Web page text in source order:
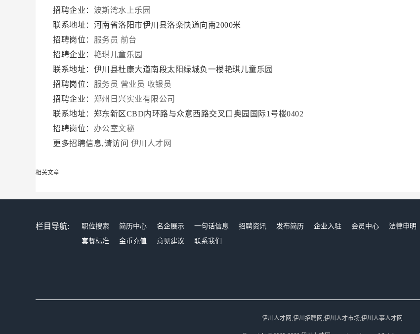
招聘企业： 波斯湾水上乐园
联系地址：河南省洛阳市伊川县洛栾快道向南2000米
招聘岗位： 服务员 前台
招聘企业： 艳琪儿童乐园
联系地址：伊川县杜康大道南段太阳绿城负一楼艳琪儿童乐园
招聘岗位： 服务员 营业员 收银员
招聘企业： 郑州日兴实业有限公司
联系地址：郑东新区CBD内环路与众意西路交叉口奥园国际1号楼0402
招聘岗位： 办公室文秘
更多招聘信息,请访问 伊川人才网
相关文章
栏目导航: 职位搜索 简历中心 名企展示 一句话信息 招聘资讯 发布简历 企业入驻 会员中心
法律申明
套餐标准
金币充值 意见建议 联系我们
伊川人才网,伊川招聘网,伊川人才市场,伊川人事人才网